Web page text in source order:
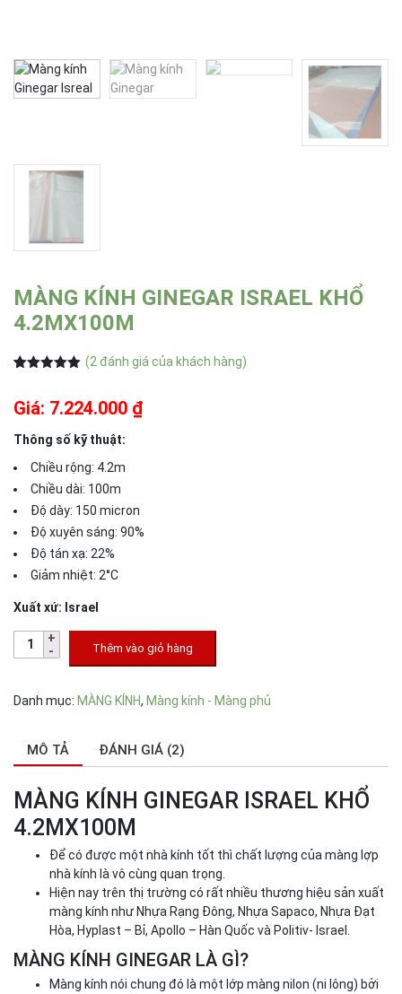
MÀNG KÍNH GINEGAR ISRAEL KHỔ
4.2MX100M
đánh giá
(2đánh giá của khách hàng)
Giá: 7.224.000 ₫
Thông số kỹ thuật:
Chiều rộng: 4.2m
Chiều dài: 100m
Độ dày: 150 micron
Độ xuyên sáng: 90%
Độ tán xạ: 22%
Giảm nhiệt: 2°C
Xuất xứ: Israel
Thêm vào giỏ hàng
Danh mục: MÀNG KÍNH, Màng kính - Màng phủ
MÔ TẢ ĐÁNH GIÁ (2)
MÀNG KÍNH GINEGAR ISRAEL KHỔ
4.2MX100M
Để có được một nhà kính tốt thì chất lượng của màng lợp
nhà kính là vô cùng quan trọng.
Hiện nay trên thị trường có rất nhiều thương hiệu sản xuất
màng kính như Nhựa Rạng Đông, Nhựa Sapaco, Nhựa Đạt
Hòa, Hyplast – Bỉ, Apollo – Hàn Quốc và Politiv- Israel.
MÀNG KÍNH GINEGAR LÀ GÌ?
Màng kính nói chung đó là một lớp màng nilon (ni lông) bởi